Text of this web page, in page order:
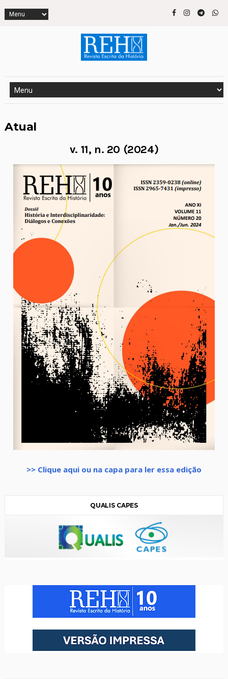
Atual
v. 11, n. 20 (2024)
>> Clique aqui ou na capa para ler essa edição
QUALIS CAPES